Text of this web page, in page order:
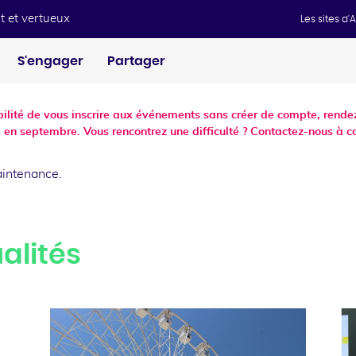
et vertueux Les sites
S'engager Partager
de vous inscrire aux événements sans créer de compte,
septembre. Vous rencontrez une difficulté ? Contactez-nous à